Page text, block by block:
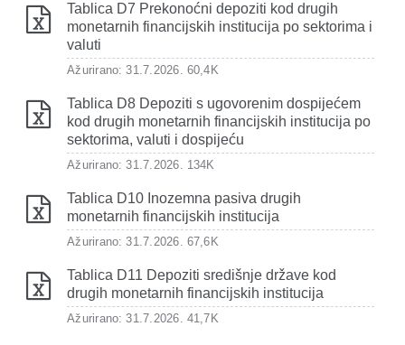
Tablica D7 Prekonoćni depoziti kod drugih
monetarnih financijskih institucija po sektorima i
valuti
Ažurirano: 31.7.2026. 60,4K
Tablica D8 Depoziti s ugovorenim dospijećem
kod drugih monetarnih financijskih institucija po
sektorima, valuti i dospijeću
Ažurirano: 31.7.2026. 134K
Tablica D10 Inozemna pasiva drugih
monetarnih financijskih institucija
Ažurirano: 31.7.2026. 67,6K
Tablica D11 Depoziti središnje države kod
drugih monetarnih financijskih institucija
Ažurirano: 31.7.2026. 41,7K